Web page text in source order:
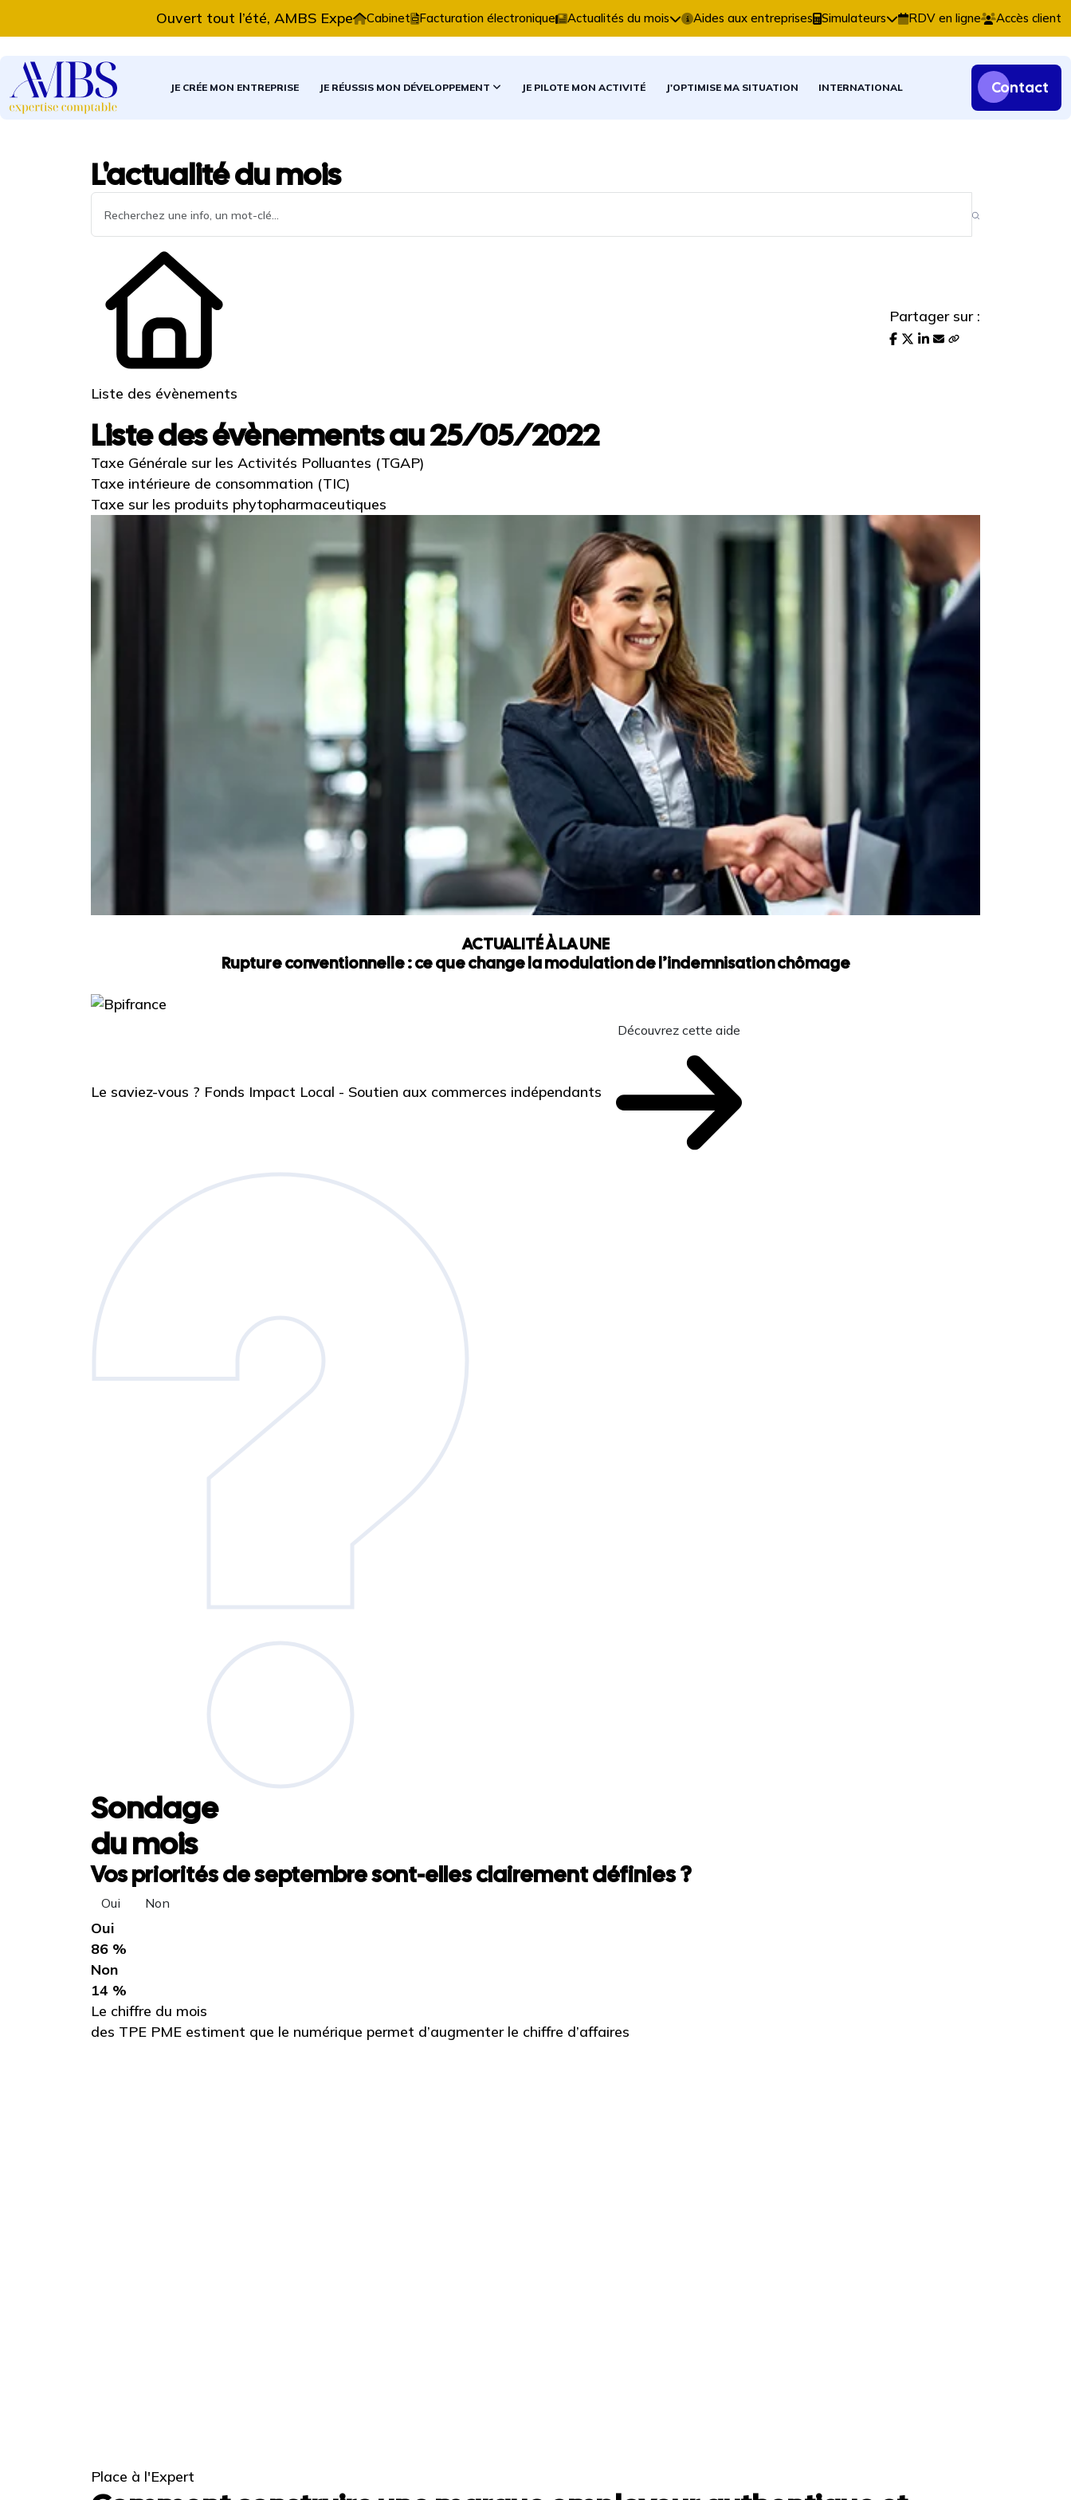
Ouvert tout l’été, AMBS Expertise Comptable vous accompagne dans vos décisions comptables, fiscales et patrimoniales.
Cabinet Facturation électronique Actualités du mois Aides aux entreprises Simulateurs RDV en ligne Accès client
JE CRÉE MON ENTREPRISE JE RÉUSSIS MON DÉVELOPPEMENT JE PILOTE MON ACTIVITÉ J'OPTIMISE MA SITUATION INTERNATIONAL Contact
L'actualité du mois
Liste des évènements
Partager sur :
Liste des évènements au 25/05/2022
Taxe Générale sur les Activités Polluantes (TGAP)
Taxe intérieure de consommation (TIC)
Taxe sur les produits phytopharmaceutiques
ACTUALITÉ À LA UNE
Rupture conventionnelle : ce que change la modulation de l’indemnisation chômage
Le saviez-vous ? Fonds Impact Local - Soutien aux commerces indépendants
Découvrez cette aide
Sondage
du mois
Vos priorités de septembre sont-elles clairement définies ?
Oui Non
Oui
86 %
Non
14 %
Le chiffre du mois
des TPE PME estiment que le numérique permet d’augmenter le chiffre d’affaires
Place à l'Expert